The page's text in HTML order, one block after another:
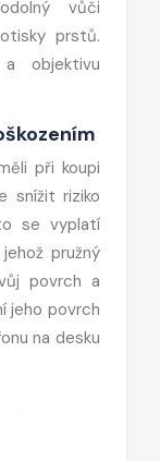
vůči
prstů.
objektivu
při koupi
snížit riziko
se vyplatí
pružný
povrch a
jeho povrch
na desku